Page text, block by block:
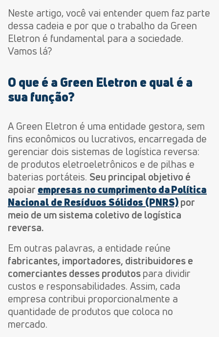
Neste artigo, você vai entender quem faz parte
dessa cadeia e por que o trabalho da Green
Eletron é fundamental para a sociedade.
Vamos lá?
O que é a Green Eletron e qual é a
sua função?
A Green Eletron é uma entidade gestora, sem
fins econômicos ou lucrativos, encarregada de
gerenciar dois sistemas de logística reversa:
de produtos eletroeletrônicos e de pilhas e
baterias portáteis. Seu principal objetivo é
apoiar empresas no cumprimento da Política
Nacional de Resíduos Sólidos (PNRS)por
meio de um sistema coletivo de logística
reversa.
Em outras palavras, a entidade reúne
fabricantes, importadores, distribuidores e
comerciantes desses produtospara dividir
custos e responsabilidades. Assim, cada
empresa contribui proporcionalmente a
quantidade de produtos que coloca no
mercado.